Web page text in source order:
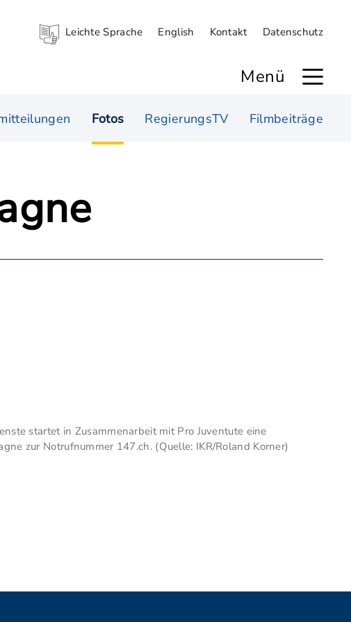
Leichte Sprache English Kontakt Datenschutz
Menü
Fotos RegierungsTV Filmbeiträge
startet in Zusammenarbeit mit Pro Juventute eine
zur Notrufnummer 147.ch. (Quelle: IKR/Roland Korner)